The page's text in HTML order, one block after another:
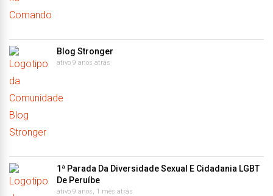
Blog Stronger
ativo 9 anos atrás
1ª Parada Da Diversidade Sexual E Cidadania LGBT
De Peruíbe
ativo 9 anos, 1 mês atrás